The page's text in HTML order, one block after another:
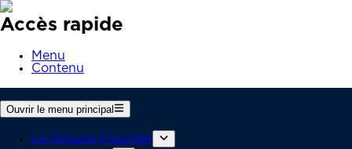
Accès rapide
Menu
Contenu
Ouvrir le menu principal
Le Groupe Fournier